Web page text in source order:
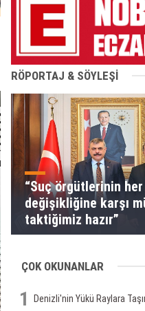
RÖPORTAJ & SÖYLEŞİ
“Suç örgütlerinin
değişikliğine karşı
taktiğimiz hazır”
ÇOK OKUNANLAR
1 Denizli'nin Yükü Raylara